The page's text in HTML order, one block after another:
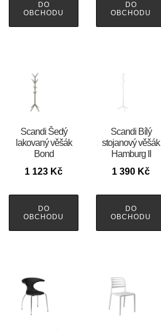
DO
OBCHODU
DO
OBCHODU
Scandi Šedý
lakovaný věšák
Bond
1 123 Kč
DO
OBCHODU
Scandi Bílý
stojanový věšák
Hamburg II
1 390 Kč
DO
OBCHODU